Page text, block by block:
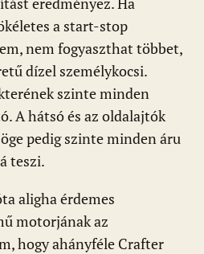
eredményez. Ha
a start-stop
nem fogyaszthat többet,
dízel személykocsi.
szinte minden
A hátsó és az oldalajtók
pedig szinte minden áru
teszi.
aligha érdemes
motorjának az
hogy ahányféle Crafter